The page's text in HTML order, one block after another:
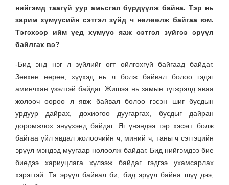
нийгэмд таагүй уур амьсгал бүрдүүлж байна. Тэр нь
зарим хүмүүсийн сэтгэл зүйд ч нөлөөлж байгаа юм.
Тэгэхээр ийм үед хүмүүс яаж сэтгэл зүйгээ эрүүл
байлгах вэ?
-Бид энд нэг л зүйлийг огт ойлгохгүй байгаад байдаг.
Зөвхөн өөрөө, хүүхэд нь л болж байвал болоо гэдэг
аминчхан үзэлтэй байдаг. Жишээ нь замын түгжрэлд яваа
жолооч өөрөө л явж байвал болоо гэсэн шиг бусдын
урдуур дайрах, дохиогоо дуугаргах, бусдыг дайран
доромжлох энүүхэнд байдаг. Яг үнэндээ тэр хэсэгт болж
байгаа үйл явдал жолоочийн ч, миний ч, таны ч сэтгэцийн
эрүүл мэндэд муугаар нөлөөлж байдаг. Бид нийгэмдээ бие
биедээ хариуцлага хүлээж байдаг гэдгээ ухамсарлах
хэрэгтэй. Та эрүүл байвал би, бид эрүүл байна шүү дээ,